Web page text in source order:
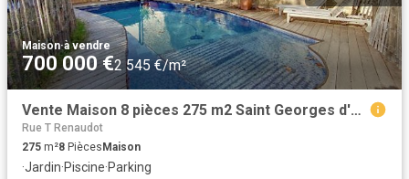
Maison·à vendre
700 000 €2 545 €/m²
Vente Maison 8 pièces 275 m2 Saint Georges d'Orques
Rue T Renaudot
275 m²8 PiècesMaison
·Jardin·Piscine·Parking